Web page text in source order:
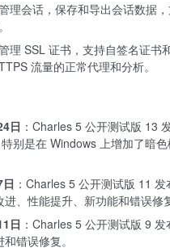
管理会话，保存和导出会话数据
管理 SSL 证书，支持自签名证书
流量的正常代理和分析。
日 ：Charles 5 公开测试版 13
别是在 Windows 上增加了暗
：Charles 5 公开测试版 11 发
、性能提升、新功能和错误修
日 ：Charles 5 公开测试版 9
错误修复。